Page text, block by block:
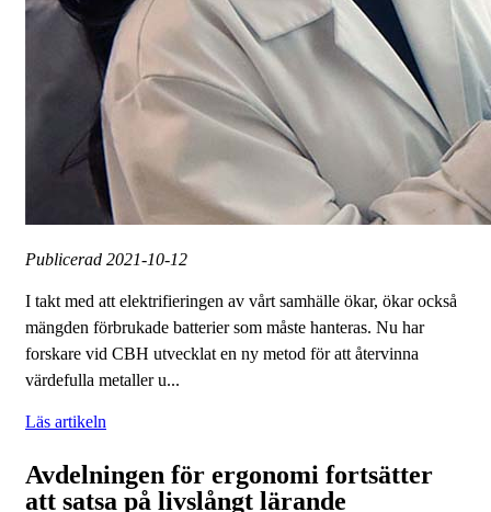
Publicerad 2021-10-12
I takt med att elektrifieringen av vårt samhälle ökar, ökar också
mängden förbrukade batterier som måste hanteras. Nu har
forskare vid CBH utvecklat en ny metod för att återvinna
värdefulla metaller u...
Läs artikeln
Avdelningen för ergonomi fortsätter
att satsa på livslångt lärande